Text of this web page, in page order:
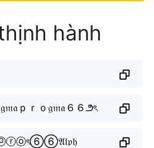
hành
ｐｒｏ𝔤𝔪𝔞６６౨ৎ